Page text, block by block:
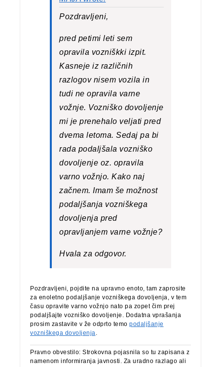
Pozdravljeni,
pred petimi leti sem
opravila vozniškki izpit.
Kasneje iz različnih
razlogov nisem vozila in
tudi ne opravila varne
vožnje. Vozniško dovoljenje
mi je prenehalo veljati pred
dvema letoma. Sedaj pa bi
rada podaljšala vozniško
dovoljenje oz. opravila
varno vožnjo. Kako naj
začnem. Imam še možnost
podaljšanja vozniškega
dovoljenja pred
opravljanjem varne vožnje?
Hvala za odgovor.
Pozdravljeni, pojdite na upravno enoto, tam zaprosite
za enoletno podaljšanje vozniškega dovoljenja, v tem
času opravite varno vožnjo nato pa zopet čim prej
podaljšajte vozniško dovoljenje. Dodatna vprašanja
prosim zastavite v že odprto temo podaljšanje
vozniškega dovoljenja.
Pravno obvestilo: Strokovna pojasnila so tu zapisana z
namenom informiranja javnosti. Za uradno razlago ali